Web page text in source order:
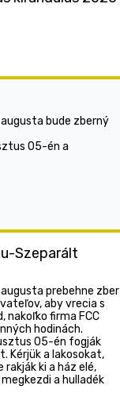
bude zberný
05-én a
Szeparált
prebehne zber
aby vrecia s
nakoľko firma FCC
hodinách.
05-én fogják
Kérjük a lakosokat,
ki a ház elé,
a hulladék